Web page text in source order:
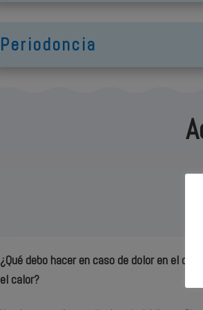
Periodoncia
¿Qué debo hacer en caso de dolor en el
el calor?